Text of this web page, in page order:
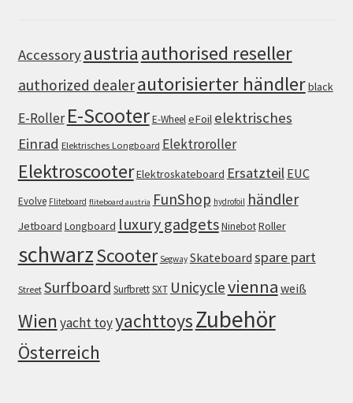
Accessoryaustria authorised reseller
authorized dealerautorisierter händlerblack
E-Roller E-ScooterE-WheeleFoil elektrisches
Einrad Elektrisches Longboard Elektroroller
ElektroscooterElektroskateboard Ersatzteil EUC
Evolve Fliteboard fliteboard austria FunShop hydrofoil händler
Jetboard Longboard luxury gadgetsNinebotRoller
schwarzScooter Segway Skateboard spare part
Street Surfboard SurfbrettSXT Unicyclevienna weiß
Wien yacht toyyachttoysZubehör
Österreich